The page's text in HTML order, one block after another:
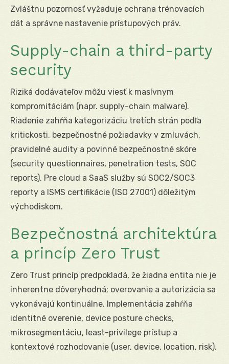
Zvláštnu pozornosť vyžaduje ochrana trénovacích
dát a správne nastavenie prístupových práv.
Supply-chain a third-party
security
Riziká dodávateľov môžu viesť k masívnym
kompromitáciám (napr. supply-chain malware).
Riadenie zahŕňa kategorizáciu tretích strán podľa
kritickosti, bezpečnostné požiadavky v zmluvách,
pravidelné audity a povinné bezpečnostné skóre
(security questionnaires, penetration tests, SOC
reports). Pre cloud a SaaS služby sú SOC2/SOC3
reporty a ISMS certifikácie (ISO 27001) dôležitým
východiskom.
Bezpečnostná architektúra
a princíp Zero Trust
Zero Trust princíp predpokladá, že žiadna entita nie je
inherentne dôveryhodná; overovanie a autorizácia sa
vykonávajú kontinuálne. Implementácia zahŕňa
identitné overenie, device posture checks,
mikrosegmentáciu, least-privilege prístup a
kontextové rozhodovanie (user, device, location, risk).